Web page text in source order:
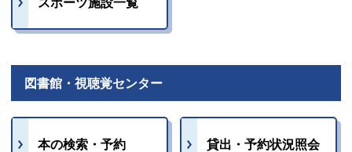
図書館・視聴覚センター
本の検索・予約 貸出・予約状況照会